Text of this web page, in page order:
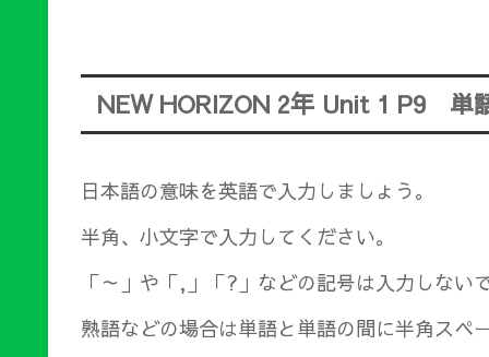
NEW HORIZON 2年 Unit 1 P9 単
日本語の意味を英語で入力しましょう。
半角、小文字で入力してください。
「～」や「,」「?」などの記号は入力しない
熟語などの場合は単語と単語の間に半角スペ